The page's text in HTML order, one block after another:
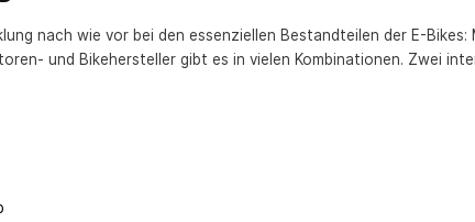
nach wie vor bei den essenziellen Bestandteilen der E-Bikes:
und Bikehersteller gibt es in vielen Kombinationen. Zwei